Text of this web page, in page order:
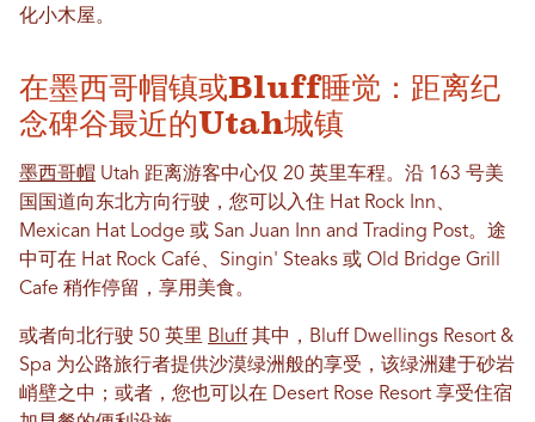
化小木屋。
在墨西哥帽镇或Bluff睡觉：距离纪
念碑谷最近的Utah城镇
墨西哥帽 Utah 距离游客中心仅 20 英里车程。沿 163 号美
国国道向东北方向行驶，您可以入住 Hat Rock Inn、
Mexican Hat Lodge 或 San Juan Inn and Trading Post。途
中可在 Hat Rock Café、Singin' Steaks 或 Old Bridge Grill
Cafe 稍作停留，享用美食。
或者向北行驶 50 英里 Bluff 其中，Bluff Dwellings Resort &
Spa 为公路旅行者提供沙漠绿洲般的享受，该绿洲建于砂岩
峭壁之中；或者，您也可以在 Desert Rose Resort 享受住宿